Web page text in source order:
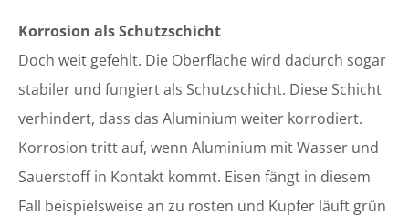
Korrosion als Schutzschicht
Doch weit gefehlt. Die Oberfläche wird dadurch sogar
stabiler und fungiert als Schutzschicht. Diese Schicht
verhindert, dass das Aluminium weiter korrodiert.
Korrosion tritt auf, wenn Aluminium mit Wasser und
Sauerstoff in Kontakt kommt. Eisen fängt in diesem
Fall beispielsweise an zu rosten und Kupfer läuft grün